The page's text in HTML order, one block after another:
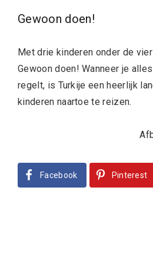
Gewoon doen!
Met drie kinderen onder de vier
Gewoon doen! Wanneer je
regelt, is Turkije een heerlijk
kinderen naartoe te reizen.
Facebook Pinterest